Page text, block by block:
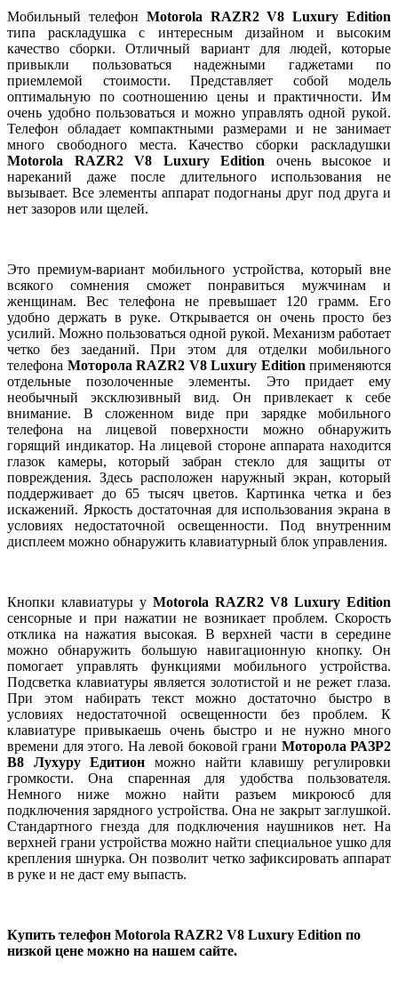
Мобильный телефон Motorola RAZR2 V8 Luxury Edition
типа раскладушка с интересным дизайном и высоким
качество сборки. Отличный вариант для людей, которые
привыкли пользоваться надежными гаджетами по
приемлемой стоимости. Представляет собой модель
оптимальную по соотношению цены и практичности. Им
очень удобно пользоваться и можно управлять одной рукой.
Телефон обладает компактными размерами и не занимает
много свободного места. Качество сборки раскладушки
Motorola RAZR2 V8 Luxury Edition очень высокое и
нареканий даже после длительного использования не
вызывает. Все элементы аппарат подогнаны друг под друга и
нет зазоров или щелей.
Это премиум-вариант мобильного устройства, который вне
всякого сомнения сможет понравиться мужчинам и
женщинам. Вес телефона не превышает 120 грамм. Его
удобно держать в руке. Открывается он очень просто без
усилий. Можно пользоваться одной рукой. Механизм работает
четко без заеданий. При этом для отделки мобильного
телефона Моторола RAZR2 V8 Luxury Edition применяются
отдельные позолоченные элементы. Это придает ему
необычный эксклюзивный вид. Он привлекает к себе
внимание. В сложенном виде при зарядке мобильного
телефона на лицевой поверхности можно обнаружить
горящий индикатор. На лицевой стороне аппарата находится
глазок камеры, который забран стекло для защиты от
повреждения. Здесь расположен наружный экран, который
поддерживает до 65 тысяч цветов. Картинка четка и без
искажений. Яркость достаточная для использования экрана в
условиях недостаточной освещенности. Под внутренним
дисплеем можно обнаружить клавиатурный блок управления.
Кнопки клавиатуры у Motorola RAZR2 V8 Luxury Edition
сенсорные и при нажатии не возникает проблем. Скорость
отклика на нажатия высокая. В верхней части в середине
можно обнаружить большую навигационную кнопку. Он
помогает управлять функциями мобильного устройства.
Подсветка клавиатуры является золотистой и не режет глаза.
При этом набирать текст можно достаточно быстро в
условиях недостаточной освещенности без проблем. К
клавиатуре привыкаешь очень быстро и не нужно много
времени для этого. На левой боковой грани Моторола РАЗР2
В8 Луxурy Едитион можно найти клавишу регулировки
громкости. Она спаренная для удобства пользователя.
Немного ниже можно найти разъем микроюсб для
подключения зарядного устройства. Она не закрыт заглушкой.
Стандартного гнезда для подключения наушников нет. На
верхней грани устройства можно найти специальное ушко для
крепления шнурка. Он позволит четко зафиксировать аппарат
в руке и не даст ему выпасть.
Купить телефон Motorola RAZR2 V8 Luxury Edition по
низкой цене можно на нашем сайте.